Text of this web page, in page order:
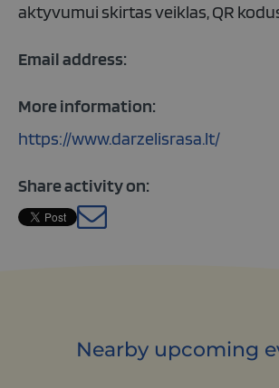
aktyvumui skirtas veiklas, QR
Email address:
More information:
https://www.darzelisrasa.lt/
Share activity on:
Nearby upcoming